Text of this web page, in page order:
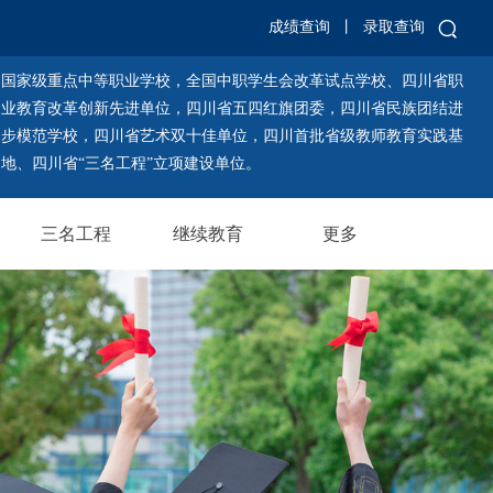
成绩查询 录取查询
国家级重点中等职业学校，全国中职学生会改革试点学校、四川省职
业教育改革创新先进单位，四川省五四红旗团委，四川省民族团结进
步模范学校，四川省艺术双十佳单位，四川首批省级教师教育实践基
地、四川省“三名工程”立项建设单位。
三名工程 继续教育 更多